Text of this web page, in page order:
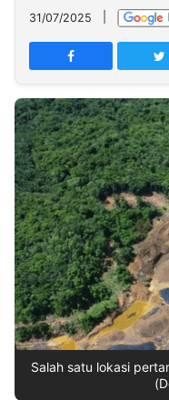
Network
PT
TREETAN
INDONESIA
Partner
Insight
NTB
Suara
Time
Lens
IDN
Daily
Jogja
Jalan
Rakyat
Idealita
News
Kita
Notice
Dinamikapost.com
Radar
Baru
Seedbacklink
Follow
Kabarbaru
31/07/2025
Salah satu lokasi